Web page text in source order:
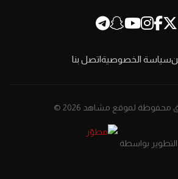
سياسة الخصوصيةاتصل بنا
محفوظة لموقع مشاهد 2026 ©
بواسطة